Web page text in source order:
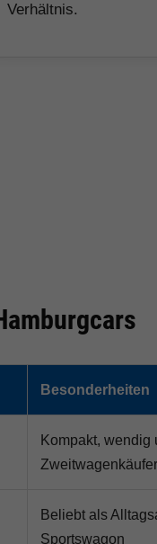
Verhältnis.
Besonderheiten
Kompakt, wendig
Zweitwagenkäufer
Beliebt als
Sportswagon